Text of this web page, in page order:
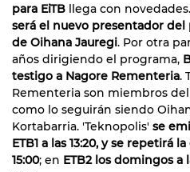
para EiTB llega con
será el nuevo presentador
de Oihana Jauregi. Por otra
años dirigiendo el programa,
testigo a Nagore Rementeria.
Rementeria son miembros
como lo seguirán siendo
Kortabarria. 'Teknopolis' se
ETB1 a las 13:20, y se repetirá
15:00; en ETB2 los domingos a